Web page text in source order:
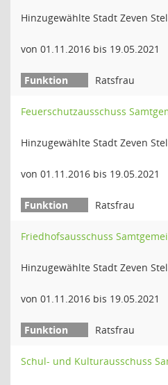
Hinzugewählte Stadt Zeven
von 01.11.2016 bis 19.05.2021
Ratsfrau
Feuerschutzausschuss
Hinzugewählte Stadt Zeven
von 01.11.2016 bis 19.05.2021
Ratsfrau
Friedhofsausschuss
Hinzugewählte Stadt Zeven
von 01.11.2016 bis 19.05.2021
Ratsfrau
Schul- und Kulturausschuss